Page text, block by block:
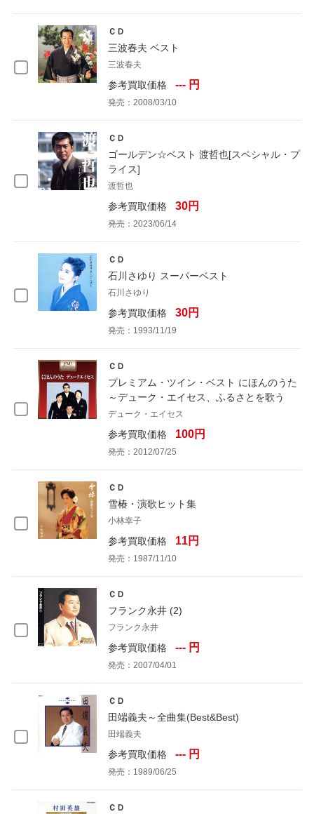
ＣＤ
三波春夫 ベスト
三波春夫
参考買取価格 --- 円
発売：2008/03/10
ＣＤ
ゴールデン☆ベスト 渡哲也[スペシャル・プ
ライス]
渡哲也
参考買取価格 30円
発売：2023/06/14
ＣＤ
石川さゆり スーパーベスト
石川さゆり
参考買取価格 30円
発売：1993/11/19
ＣＤ
プレミアム・ツイン・ベスト にほんのうた
～デューク・エイセス、ふるさとを歌う
デューク・エイセス
参考買取価格 100円
発売：2012/07/25
ＣＤ
雪椿・演歌ヒット集
小林幸子
参考買取価格 11円
発売：1987/11/10
ＣＤ
フランク永井 (2)
フランク永井
参考買取価格 --- 円
発売：2007/04/01
ＣＤ
田端義夫～全曲集(Best&Best)
田端義夫
参考買取価格 --- 円
発売：1989/06/25
ＣＤ